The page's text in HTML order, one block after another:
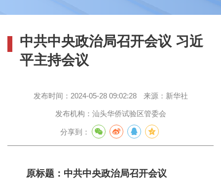
中共中央政治局召开会议 习近
平主持会议
发布时间： 2024-05-28 09:02:28 来源： 新华社
发布机构： 汕头华侨试验区管委会
分享到：
原标题：中共中央政治局召开会议